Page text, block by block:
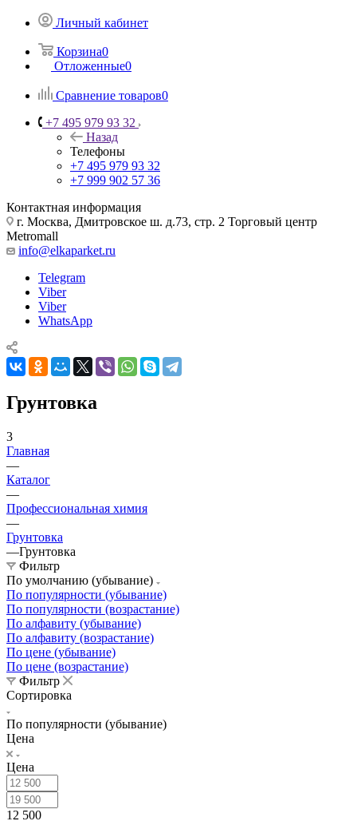
Личный кабинет
Корзина0
Отложенные0
Сравнение товаров0
+7 495 979 93 32
Назад
Телефоны
+7 495 979 93 32
+7 999 902 57 36
Контактная информация
г. Москва, Дмитровское ш. д.73, стр. 2 Торговый центр
Metromall
info@elkaparket.ru
Telegram
Viber
Viber
WhatsApp
Грунтовка
3
Главная
—
Каталог
—
Профессиональная химия
—
Грунтовка
—Грунтовка
Фильтр
По умолчанию (убывание)
По популярности (убывание)
По популярности (возрастание)
По алфавиту (убывание)
По алфавиту (возрастание)
По цене (убывание)
По цене (возрастание)
Фильтр
Сортировка
По популярности (убывание)
Цена
Цена
12 500